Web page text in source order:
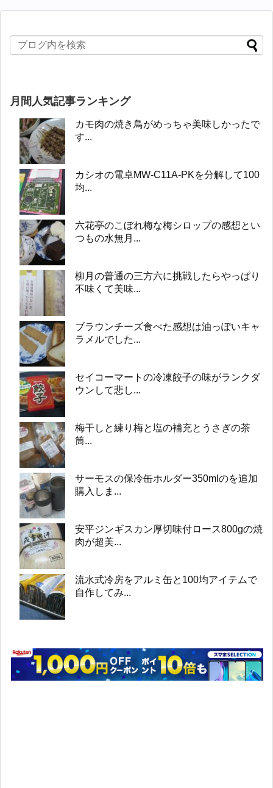
月間人気記事ランキング
カモ肉の焼き鳥がめっちゃ美味しかったで
す...
カシオの電卓MW-C11A-PKを分解して100
均...
六花亭のこぼれ梅な梅シロップの感想とい
つもの水無月...
柳月の普通の三方六に挑戦したらやっぱり
不味くて美味...
ブラウンチーズ食べた感想は油っぽいキャ
ラメルでした...
セイコーマートの冷凍餃子の味がランクダ
ウンして悲し...
梅干しと練り梅と塩の補充とうさぎの茶
筒...
サーモスの保冷缶ホルダー350mlのを追加
購入しま...
安平ジンギスカン厚切味付ロース800gの焼
肉が超美...
流水式冷房をアルミ缶と100均アイテムで
自作してみ...